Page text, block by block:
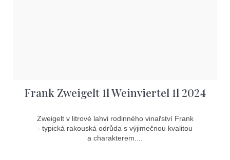
Frank Zweigelt 1l Weinviertel 1l 2024
Zweigelt v litrové lahvi rodinného vinařství Frank
- typická rakouská odrůda s výjimečnou kvalitou
a charakterem....